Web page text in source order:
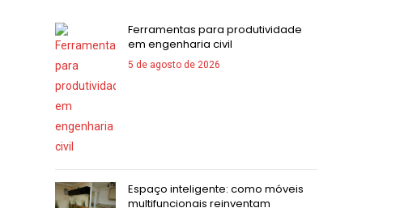
Ferramentas para produtividade
em engenharia civil
5 de agosto de 2026
Espaço inteligente: como móveis
multifuncionais reinventam